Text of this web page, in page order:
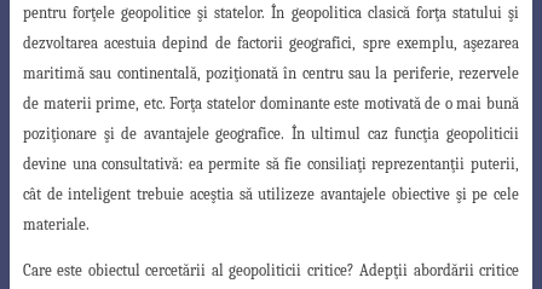
pentru forţele geopolitice şi statelor. În geopolitica clasică forţa statului şi
dezvoltarea acestuia depind de factorii geografici, spre exemplu, aşezarea
maritimă sau continentală, poziţionată în centru sau la periferie, rezervele
de materii prime, etc. Forţa statelor dominante este motivată de o mai bună
poziţionare şi de avantajele geografice. În ultimul caz funcţia geopoliticii
devine una consultativă: ea permite să fie consiliaţi reprezentanţii puterii,
cât de inteligent trebuie aceştia să utilizeze avantajele obiective şi pe cele
materiale.
Care este obiectul cercetării al geopoliticii critice? Adepţii abordării critice